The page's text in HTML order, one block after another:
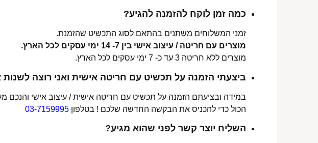
כמה זמן לוקח להזמנה להגיע?
זמני המשלוחים משתנים בהתאם לסוג התכשיט שהזמנת.
מוצרים עם חריטה / עיצוב אישי בין 7- 14 ימי עסקים לכל הארץ.
מוצרים ללא חריטה 3 עד כ- 7 ימי עסקים לכל הארץ.
ביצעתי הזמנה על תכשיט עם חריטה אישית ואני רוצה
במידה ובציעתם הזמנה על תכשיט עם חריטה אישית / עיצוב אישי והנכם
הכול כדי להכניס את הבקשה החדשה שלכם ! בטלפון 03-7159995
השליח יוצר קשר לפני שהוא מגיע?